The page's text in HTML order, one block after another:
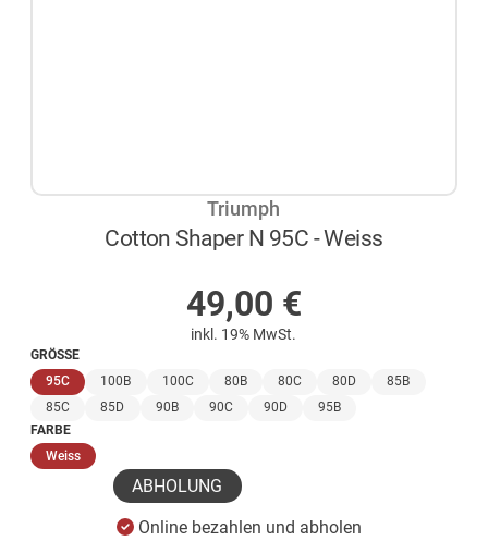
Triumph
Cotton Shaper N 95C - Weiss
49,00 €
inkl. 19% MwSt.
GRÖSSE
95C(ausgewählt)
100B 100C 80B 80C 80D
85B
85C
85D 90B 90C 90D
95B
FARBE
Weiss(ausgewählt)
ABHOLUNG
Online bezahlen und abholen